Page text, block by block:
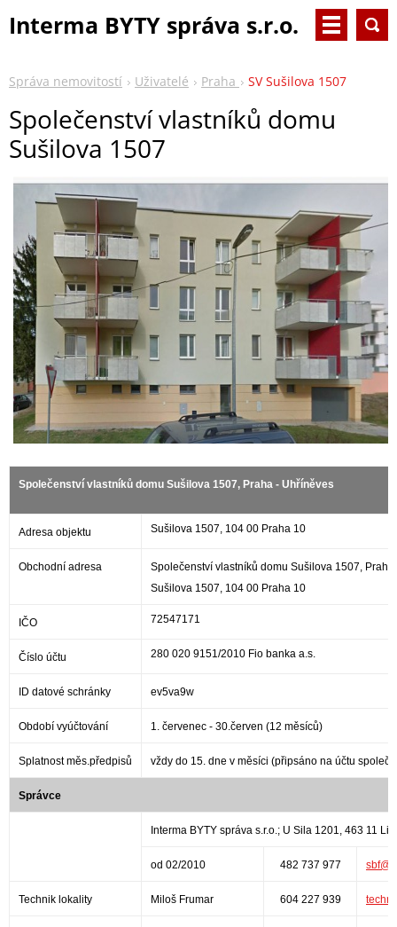
Interma BYTY správa s.r.o.
Správa nemovitostí Uživatelé Praha SV Sušilova 1507
Společenství vlastníků domu
Sušilova 1507
Společenství vlastníků domu Sušilova 1507, Praha - Uhříněves
Adresa objektu Sušilova 1507, 104 00 Praha 10
Obchodní adresa
Společenství vlastníků domu Sušilova 1507,
Sušilova 1507, 104 00 Praha 10
IČO 72547171
Číslo účtu 280 020 9151/2010 Fio banka a.s.
ID datové schránky ev5va9w
Období vyúčtování 1. červenec - 30.červen (12 měsíců)
Splatnost měs.předpisů vždy do 15. dne v měsíci (připsáno na účtu
Správce
Interma BYTY správa s.r.o.; U Sila 1201, 463 11
od 02/2010 482 737 977
Technik lokality Miloš Frumar 604 227 939